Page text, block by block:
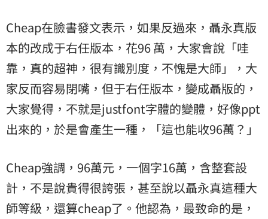
Cheap在臉書發文表示，如果反過來，聶永真版
本的改成于右任版本，花96 萬，大家會說「哇
靠，真的超神，很有識別度，不愧是大師」，大
家反而容易閉嘴，但于右任版本，變成聶版的，
大家覺得，不就是justfont字體的變體，好像ppt
出來的，於是會產生一種，「這也能收96萬？」
Cheap強調，96萬元，一個字16萬，含整套設
計，不是說貴得很誇張，甚至說以聶永真這種大
師等級，還算cheap了。他認為，最致命的是，